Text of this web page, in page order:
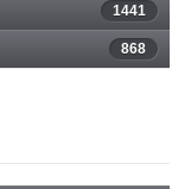
1441
868